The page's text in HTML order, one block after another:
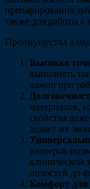
препарирования
также для работы с
Преимущества
Высокая
выполнять
важно при
материалов,
свойства
делает их
размеров
клинической
полостей до
Комфорт для